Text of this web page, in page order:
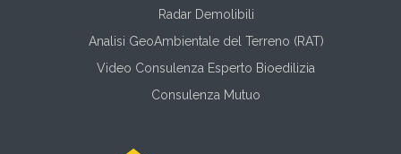
Radar Demolibili
Analisi GeoAmbientale del Terreno (RAT)
Video Consulenza Esperto Bioedilizia
Consulenza Mutuo